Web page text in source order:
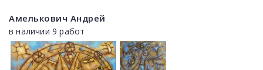
Амелькович Андрей
в наличии 9 работ